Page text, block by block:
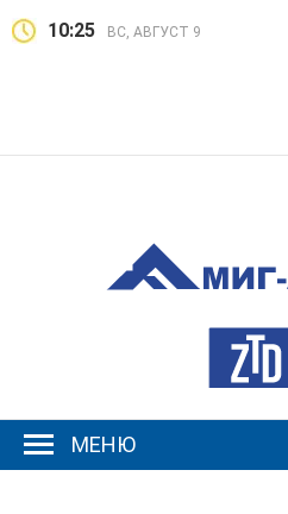
10:25 ВС, АВГУСТ 9
МЕНЮ